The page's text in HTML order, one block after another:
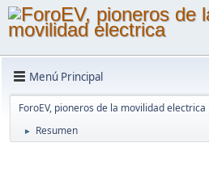
Menú Principal
ForoEV, pioneros de la movilidad electrica
► Resumen